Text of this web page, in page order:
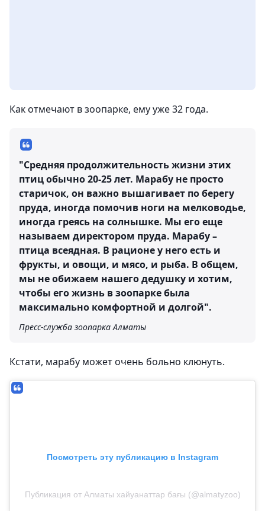
Как отмечают в зоопарке, ему уже 32 года.
"Средняя продолжительность жизни этих
птиц обычно 20-25 лет. Марабу не просто
старичок, он важно вышагивает по берегу
пруда, иногда помочив ноги на мелководье,
иногда греясь на солнышке. Мы его еще
называем директором пруда. Марабу –
птица всеядная. В рационе у него есть и
фрукты, и овощи, и мясо, и рыба. В общем,
мы не обижаем нашего дедушку и хотим,
чтобы его жизнь в зоопарке была
максимально комфортной и долгой".
Пресс-служба зоопарка Алматы
Кстати, марабу может очень больно клюнуть.
Посмотреть эту публикацию в Instagram
Публикация от Алматы хайуанаттар бағы (@almatyzoo)